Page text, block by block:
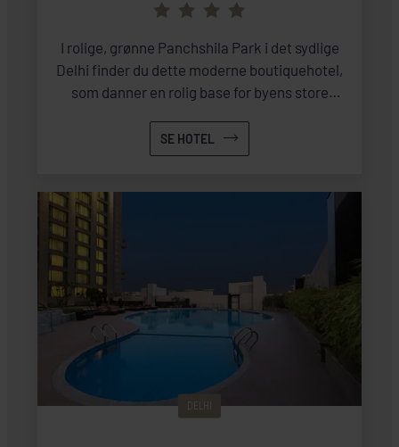
I rolige, grønne Panchshila Park i det sydlige
Delhi finder du dette moderne boutiquehotel,
som danner en rolig base for byens store
SE HOTEL
DELHI